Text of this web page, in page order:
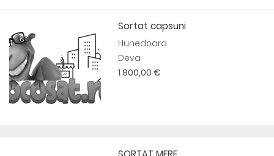
Sortat capsuni
Hunedoara
Deva
1 800,00 €